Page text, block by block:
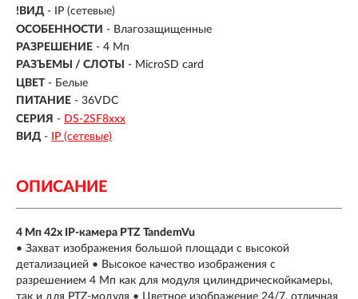
!ВИД - IP (сетевые)
ОСОБЕННОСТИ - Влагозащищенные
РАЗРЕШЕНИЕ - 4 Мп
РАЗЪЕМЫ / СЛОТЫ
- MicroSD card
ЦВЕТ - Белые
ПИТАНИЕ - 36VDC
СЕРИЯ - DS-2SF8ххх
ВИД - IP (сетевые)
ОПИСАНИЕ
4 Мп 42х IP-камера PTZ TandemVu
• Захват изображения большой площади с высокой
детализацией • Высокое качество изображения с
разрешением 4 Мп как для модуля цилиндрическойкамеры,
так и для PTZ-модуля • Цветное изображение 24/7, отличная